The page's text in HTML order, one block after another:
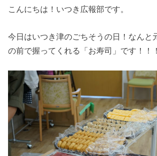
こんにちは！いつき広報部です。
今日はいつき津のごちそうの日！なんと
の前で握ってくれる「お寿司」です！！！